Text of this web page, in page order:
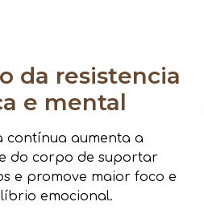
da resistencia
e mental
contínua aumenta a
do corpo de suportar
e promove maior foco e
emocional.